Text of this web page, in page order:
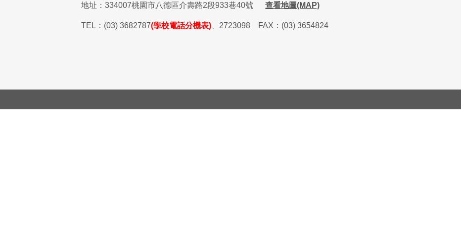
地址：334007桃園市八德區介壽路2段933巷40號 查看地圖(MAP)
TEL ： (03) 3682787(學校電話分機表) 2723098 FAX ： (03) 3654824